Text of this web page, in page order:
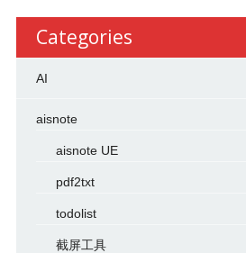
Categories
AI
aisnote
aisnote UE
pdf2txt
todolist
截屏工具